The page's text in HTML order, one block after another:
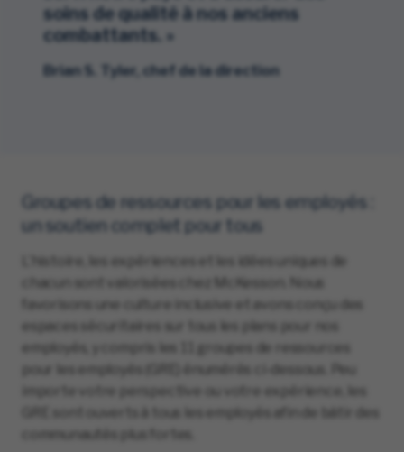
soins de qualité à nos anciens
combattants. »
Brian S. Tyler, chef de la direction
Groupes de ressources pour les employés :
un soutien complet pour tous
L’histoire, les expériences et les idées uniques de
chacun sont valorisées chez McKesson. Nous
espaces sécuritaires sur tous les plans pour nos
communautés plus fortes.